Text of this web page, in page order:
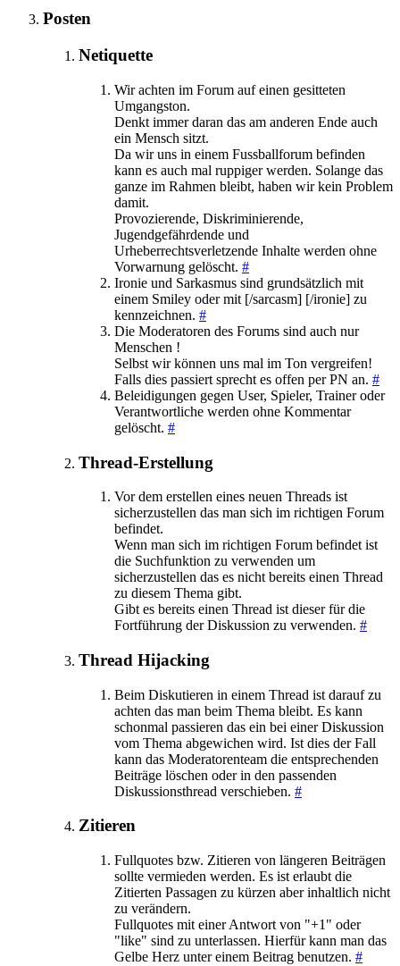
Posten
Netiquette
Wir achten im Forum auf einen gesitteten
Umgangston.
Denkt immer daran das am anderen Ende auch
ein Mensch sitzt.
Da wir uns in einem Fussballforum befinden
kann es auch mal ruppiger werden. Solange das
ganze im Rahmen bleibt, haben wir kein Problem
damit.
Provozierende, Diskriminierende,
Jugendgefährdende und
Urheberrechtsverletzende Inhalte werden ohne
Vorwarnung gelöscht. #
Ironie und Sarkasmus sind grundsätzlich mit
einem Smiley oder mit [/sarcasm] [/ironie] zu
kennzeichnen. #
Die Moderatoren des Forums sind auch nur
Menschen !
Selbst wir können uns mal im Ton vergreifen!
Falls dies passiert sprecht es offen per PN an. #
Beleidigungen gegen User, Spieler, Trainer oder
Verantwortliche werden ohne Kommentar
gelöscht. #
Thread-Erstellung
Vor dem erstellen eines neuen Threads ist
sicherzustellen das man sich im richtigen Forum
befindet.
Wenn man sich im richtigen Forum befindet ist
die Suchfunktion zu verwenden um
sicherzustellen das es nicht bereits einen Thread
zu diesem Thema gibt.
Gibt es bereits einen Thread ist dieser für die
Fortführung der Diskussion zu verwenden. #
Thread Hijacking
Beim Diskutieren in einem Thread ist darauf zu
achten das man beim Thema bleibt. Es kann
schonmal passieren das ein bei einer Diskussion
vom Thema abgewichen wird. Ist dies der Fall
kann das Moderatorenteam die entsprechenden
Beiträge löschen oder in den passenden
Diskussionsthread verschieben. #
Zitieren
Fullquotes bzw. Zitieren von längeren Beiträgen
sollte vermieden werden. Es ist erlaubt die
Zitierten Passagen zu kürzen aber inhaltlich nicht
zu verändern.
Fullquotes mit einer Antwort von "+1" oder
"like" sind zu unterlassen. Hierfür kann man das
Gelbe Herz unter einem Beitrag benutzen. #